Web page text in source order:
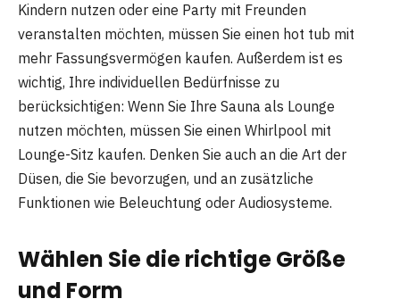
Kindern nutzen oder eine Party mit Freunden
veranstalten möchten, müssen Sie einen hot tub mit
mehr Fassungsvermögen kaufen. Außerdem ist es
wichtig, Ihre individuellen Bedürfnisse zu
berücksichtigen: Wenn Sie Ihre Sauna als Lounge
nutzen möchten, müssen Sie einen Whirlpool mit
Lounge-Sitz kaufen. Denken Sie auch an die Art der
Düsen, die Sie bevorzugen, und an zusätzliche
Funktionen wie Beleuchtung oder Audiosysteme.
Wählen Sie die richtige Größe
und Form